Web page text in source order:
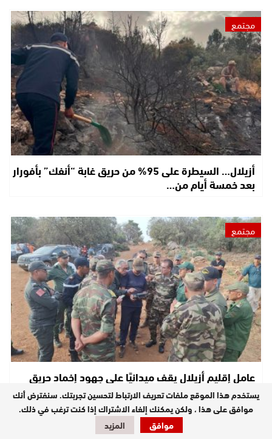
مجتمع
أزيلال… السيطرة على 95% من حريق غابة “أنفك” بأفورار
بعد خمسة أيام من…
مجتمع
عامل إقليم أزيلال يقف ميدانيًا على جهود إخماد حريق
غابة “أنفك” ويثمّن تضحيات…
يستخدم هذا الموقع ملفات تعريف الارتباط لتحسين تجربتك. سنفترض أنك
موافق على هذا ، ولكن يمكنك إلغاء الاشتراك إذا كنت ترغب في ذلك.
موافق
المزيد